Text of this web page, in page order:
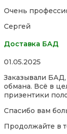
out
5
Очень
Сергей
Доставка БАД
Rated
out
of
5
01.05.2025
Заказывали
обмана. Всё в
призентики
Спасибо вам
Продолжайте в